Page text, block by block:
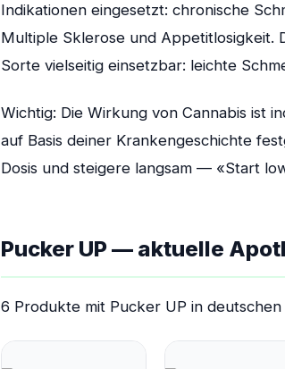
Indikationen eingesetzt: chronische
Multiple Sklerose und Appetitlosigkeit.
Sorte vielseitig einsetzbar: leichte
Wichtig: Die Wirkung von Cannabis ist
auf Basis deiner Krankengeschichte
Dosis und steigere langsam — «Start
Pucker UP — aktuelle
6 Produkte mit Pucker UP in